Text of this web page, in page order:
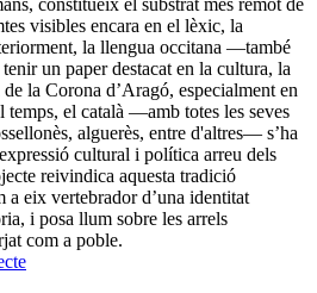
constitueix el substrat més remot de
visibles encara en el lèxic, la
la llengua occitana —també
un paper destacat en la cultura, la
la Corona d’Aragó, especialment en
el català —amb totes les seves
alguerès, entre d'altres— s’ha
cultural i política arreu dels
reivindica aquesta tradició
eix vertebrador d’una identitat
i posa llum sobre les arrels
com a poble.